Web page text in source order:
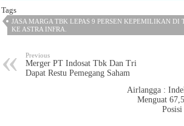
Tags
JASA MARGA TBK LEPAS 9 PERSEN KEPEMILIKAN
KE ASTRA INFRA.
Previous
Merger PT Indosat Tbk Dan Tri
Dapat Restu Pemegang Saham
Airlangga :
Menguat
Posisi